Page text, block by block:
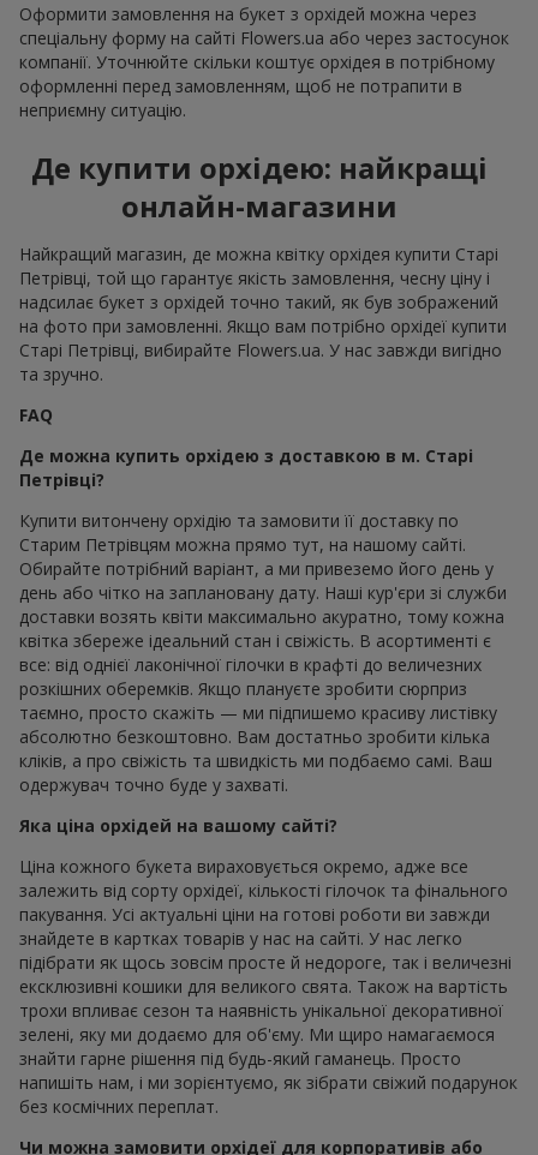
Оформити замовлення на букет з орхідей можна через
спеціальну форму на сайті Flowers.ua або через застосунок
компанії. Уточнюйте скільки коштує орхідея в потрібному
оформленні перед замовленням, щоб не потрапити в
неприємну ситуацію.
Де купити орхідею: найкращі
онлайн-магазини
Найкращий магазин, де можна квітку орхідея купити Старі
Петрівці, той що гарантує якість замовлення, чесну ціну і
надсилає букет з орхідей точно такий, як був зображений
на фото при замовленні. Якщо вам потрібно орхідеї купити
Старі Петрівці, вибирайте Flowers.ua. У нас завжди вигідно
та зручно.
FAQ
Де можна купить орхідею з доставкою в м. Старі
Петрівці?
Купити витончену орхідію та замовити її доставку по
Старим Петрівцям можна прямо тут, на нашому сайті.
Обирайте потрібний варіант, а ми привеземо його день у
день або чітко на заплановану дату. Наші кур'єри зі служби
доставки возять квіти максимально акуратно, тому кожна
квітка збереже ідеальний стан і свіжість. В асортименті є
все: від однієї лаконічної гілочки в крафті до величезних
розкішних оберемків. Якщо плануєте зробити сюрприз
таємно, просто скажіть — ми підпишемо красиву листівку
абсолютно безкоштовно. Вам достатньо зробити кілька
кліків, а про свіжість та швидкість ми подбаємо самі. Ваш
одержувач точно буде у захваті.
Яка ціна орхідей на вашому сайті?
Ціна кожного букета вираховується окремо, адже все
залежить від сорту орхідеї, кількості гілочок та фінального
пакування. Усі актуальні ціни на готові роботи ви завжди
знайдете в картках товарів у нас на сайті. У нас легко
підібрати як щось зовсім просте й недороге, так і величезні
ексклюзивні кошики для великого свята. Також на вартість
трохи впливає сезон та наявність унікальної декоративної
зелені, яку ми додаємо для об'єму. Ми щиро намагаємося
знайти гарне рішення під будь-який гаманець. Просто
напишіть нам, і ми зорієнтуємо, як зібрати свіжий подарунок
без космічних переплат.
Чи можна замовити орхідеї для корпоративів або